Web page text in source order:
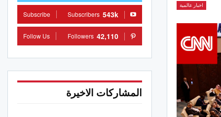
اخبار عالمية
543k
Subscribers
Subscribe
42,110
Followers
Follow Us
المشاركات الاخيرة